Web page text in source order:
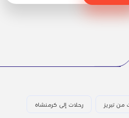
من تبريز رحلات إلى كرمنشاه